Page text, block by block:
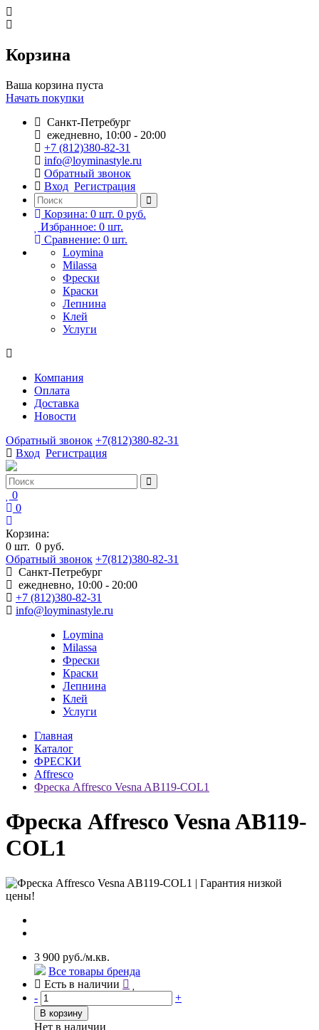
Корзина
Ваша корзина пуста
Начать покупки
Санкт-Петребург
ежедневно, 10:00 - 20:00
+7 (812)380-82-31
info@loyminastyle.ru
Обратный звонок
Вход Регистрация
Корзина: 0 шт. 0 руб.
Избранное: 0 шт.
Сравнение: 0 шт.
Loymina
Milassa
Фрески
Краски
Лепнина
Клей
Услуги
Компания
Оплата
Доставка
Новости
Обратный звонок +7(812)380-82-31
Вход Регистрация
0
0
Корзина:
0 шт. 0 руб.
Обратный звонок +7(812)380-82-31
Санкт-Петребург
ежедневно, 10:00 - 20:00
+7 (812)380-82-31
info@loyminastyle.ru
Loymina
Milassa
Фрески
Краски
Лепнина
Клей
Услуги
Главная
Каталог
ФРЕСКИ
Affresco
Фреска Affresco Vesna AB119-COL1
Фреска Affresco Vesna AB119-
COL1
3 900 руб./м.кв.
Все товары бренда
Есть в наличии
-
+
В корзину
Нет в наличии